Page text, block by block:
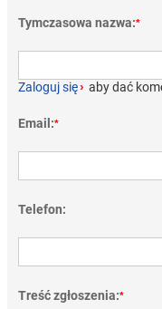
Tymczasowa nazwa:*
Zaloguj się› aby dać
Email:*
Telefon:
Treść zgłoszenia:*